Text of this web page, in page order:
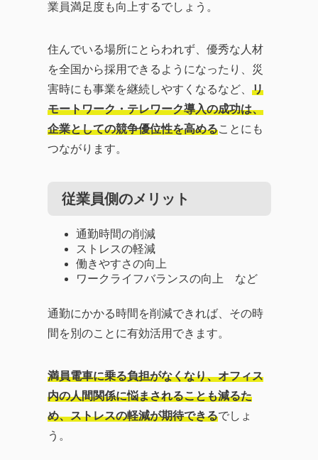
業員満足度も向上するでしょう。
住んでいる場所にとらわれず、優秀な人材
を全国から採用できるようになったり、災
害時にも事業を継続しやすくなるなど、 リ
モートワーク・テレワーク導入の成功は、
企業としての競争優位性を高めることにも
つながります。
従業員側のメリット
通勤時間の削減
ストレスの軽減
働きやすさの向上
ワークライフバランスの向上 など
通勤にかかる時間を削減できれば、その時
間を別のことに有効活用できます。
満員電車に乗る負担がなくなり、オフィス
内の人間関係に悩まされることも減るた
め、ストレスの軽減が期待できるでしょ
う。